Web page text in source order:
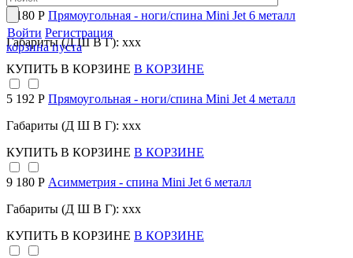
Войти Регистрация
корзина пуста
9 180 Р Прямоугольная - ноги/спина Mini Jet 6 металл
Габариты (Д Ш В Г): xxx
КУПИТЬ В КОРЗИНЕ В КОРЗИНЕ
5 192 Р Прямоугольная - ноги/спина Mini Jet 4 металл
Габариты (Д Ш В Г): xxx
КУПИТЬ В КОРЗИНЕ В КОРЗИНЕ
9 180 Р Асимметрия - спина Mini Jet 6 металл
Габариты (Д Ш В Г): xxx
КУПИТЬ В КОРЗИНЕ В КОРЗИНЕ